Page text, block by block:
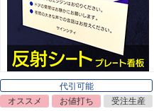
代引可能
オススメ
お値打ち
受注生産